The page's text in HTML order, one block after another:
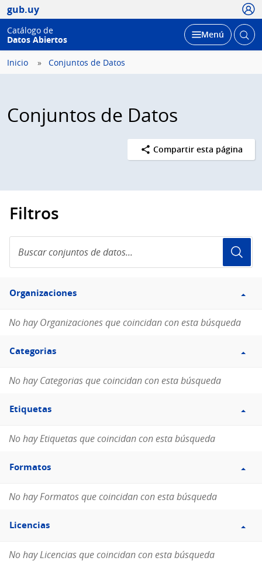
gub.uy
Catálogo de
Datos Abiertos
Desplegar
Menú Abrir
Inicio Conjuntos de Datos
Conjuntos de Datos
Compartir esta página
Filtros
conjuntos
de
Filtro
Organizaciones
Organizaciones
No hay Organizaciones que coincidan con esta búsqueda
Filtro
Categorias
Categorias
No hay Categorias que coincidan con esta búsqueda
Filtro
Etiquetas
Etiquetas
No hay Etiquetas que coincidan con esta búsqueda
Filtro
Formatos
Formatos
No hay Formatos que coincidan con esta búsqueda
Filtro
Licencias
Licencias
No hay Licencias que coincidan con esta búsqueda